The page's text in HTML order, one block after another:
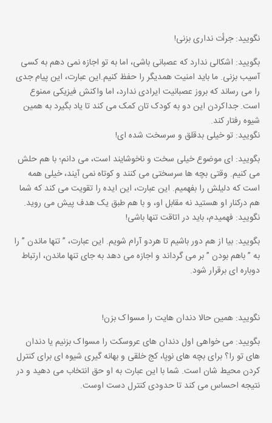
نگویید: جرأت نداری بزنی!
بگویید: اشکالی ندارد که عصبانی باشی، اما به تو اجازه نمی دهم به کسی
آسیب بزنی. ما باید امنیت همدیگر را حفظ کنیم.این عبارت، این پیام جدی
را می رساند که بروز عصبانیت ایرادی ندارد، اما واکنش فیزیکی ممنوع
است. جداکردن این دو به کودک تان کمک می کند تا یاد بگیرد به همین
شیوه رفتار کند.
نگویید: تو خیلی بدقلق و سرسخت شده ای!
بگویید: ای موضوع خیلی سخت و ناخوشایند است، می دانم؛ با هم حلش
می کنیم. وقتی بچه ها سرسختی می کنند و کوتاه نمی آیند، خیلی همه
است که دلیلش را بفهمیم. این عبارت، این ایده را تقویت می کند که شما
هم درکنار او هستید نه مقابل او، و با هم طبق یک هدف پیش می روید.
نگویید: فهمیدم، باید در اتاقت تنها باشی!
بگویید: بیا از هم دور باشیم تا هردو آرام شویم. این عبارت، ” تنها ماندن ” را
به ” باهم بودن ” بر می گرداند و اجازه می دهد به جای تنها ماندن، ارتباط
دوباره ای برقرار شود.
نگویید: همین حالا دندان هایت را مسواک بزن!
بگویید: می خواهی اول دندان های عروسکت را مسواک بزنیم یا دندان
های تو را؟ برای بچه های نوپا، کج خلقی و بهانه گیری شیوه ای برای کنترل
کردن محیط شان است. شما با این عبارت به او حق انتخاب می دهید و در
نتیجه احساس می کند تا حدودی کنترل دست اوست.